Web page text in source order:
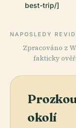
best-trip/]
NAPOSLEDY
Zpracováno z
fakticky
okolí